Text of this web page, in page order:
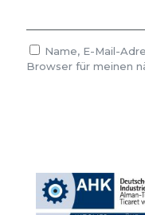
Name, E-Mail-
Browser für meinen